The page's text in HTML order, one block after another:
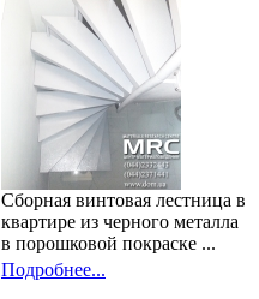
Сборная винтовая лестница в
квартире из черного металла
в порошковой покраске ...
Подробнее...